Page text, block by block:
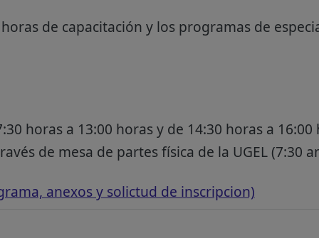
de capacitación y los programas de
horas a 13:00 horas y de 14:30 horas a 16:00
de mesa de partes física de la UGEL (7:30
anexos y solictud de inscripcion)